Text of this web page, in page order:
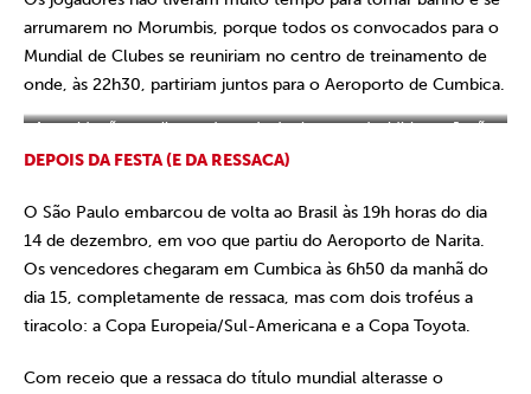
arrumarem no Morumbis, porque todos os convocados para o
Mundial de Clubes se reuniriam no centro de treinamento de
onde, às 22h30, partiriam juntos para o Aeroporto de Cumbica.
A torcida são-paulina se despede do time que decidiria, no Japão,
o Mundial de 1992.
DEPOIS DA FESTA (E DA RESSACA)
O São Paulo embarcou de volta ao Brasil às 19h horas do dia
14 de dezembro, em voo que partiu do Aeroporto de Narita.
Os vencedores chegaram em Cumbica às 6h50 da manhã do
dia 15, completamente de ressaca, mas com dois troféus a
tiracolo: a Copa Europeia/Sul-Americana e a Copa Toyota.
Com receio que a ressaca do título mundial alterasse o